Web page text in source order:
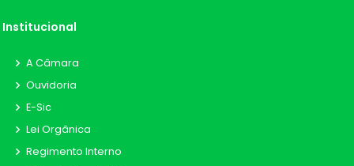
Institucional
A Câmara
Ouvidoria
E-Sic
Lei Orgânica
Regimento Interno